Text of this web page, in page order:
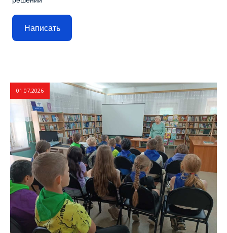
Написать
01.07.2026